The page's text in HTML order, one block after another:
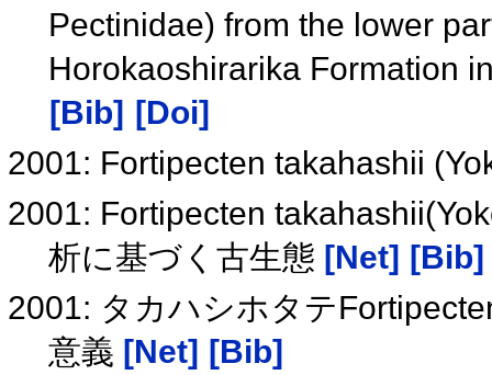
Pectinidae) from the lower
Horokaoshirarika Formation
[Bib] [Doi]
2001: Fortipecten takahashii
2001: Fortipecten
析に基づく古生態 [Net] [Bib]
2001: タカハシホタテ
意義 [Net] [Bib]